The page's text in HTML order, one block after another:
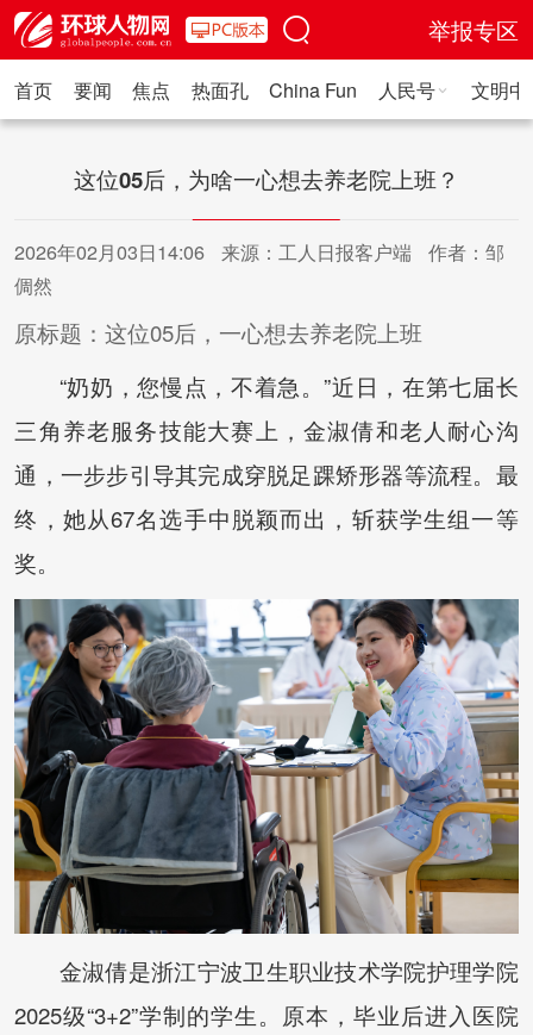
举报专区
首页 要闻 焦点 热面孔 China Fun 人民号 文明
这位05后，为啥一心想去养老院上班？
2026年02月03日14:06 来源：工人日报客户端
作者：邹
倜然
原标题：这位05后，一心想去养老院上班
“奶奶，您慢点，不着急。”近日，在第七届长
三角养老服务技能大赛上，金淑倩和老人耐心沟
通，一步步引导其完成穿脱足踝矫形器等流程。最
终，她从67名选手中脱颖而出，斩获学生组一等
奖。
金淑倩是浙江宁波卫生职业技术学院护理学院
2025级“3+2”学制的学生。原本，毕业后进入医院